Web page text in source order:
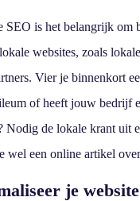
SEO is het belangrijk om
websites, zoals
Vier je binnenkort
of heeft jouw bedrijf
Nodig de lokale krant uit
wel een online artikel
je